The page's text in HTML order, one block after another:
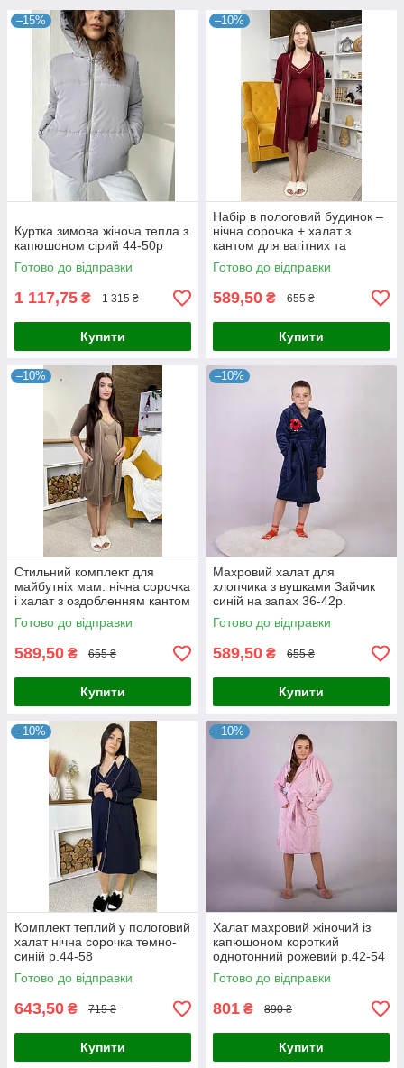
–15%
Куртка зимова жіноча тепла з
капюшоном сірий 44-50p
Готово до відправки
1 117,75 ₴ 1 315 ₴
Купити
–10%
Набір в пологовий будинок –
нічна сорочка + халат з
кантом для вагітних та
годуючих бордовий 44-54р.
Готово до відправки
589,50 ₴ 655 ₴
Купити
–10%
Стильний комплект для
майбутніх мам: нічна сорочка
і халат з оздобленням кантом
мокко 44-54р.
Готово до відправки
589,50 ₴ 655 ₴
Купити
–10%
Махровий халат для
хлопчика з вушками Зайчик
синій на запах 36-42р.
Готово до відправки
589,50 ₴ 655 ₴
Купити
–10%
Комплект теплий у пологовий
халат нічна сорочка темно-
синій р.44-58
Готово до відправки
643,50 ₴ 715 ₴
Купити
–10%
Халат махровий жіночий із
капюшоном короткий
однотонний рожевий р.42-54
Готово до відправки
801 ₴ 890 ₴
Купити